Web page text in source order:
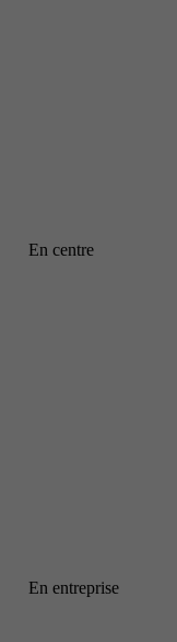
En centre
En entreprise